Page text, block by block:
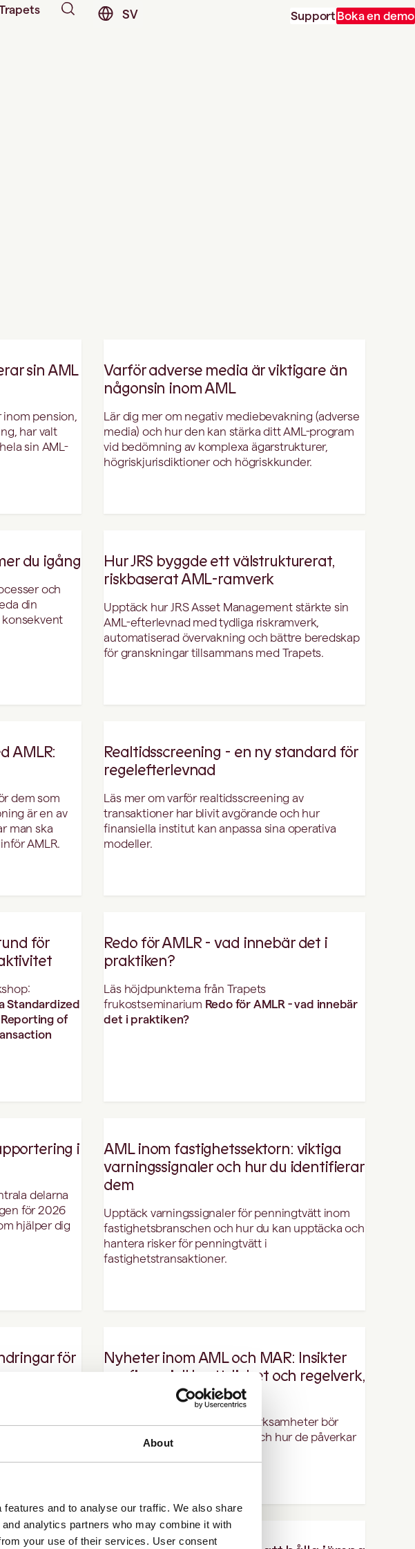
About
and to analyse our traffic. We also share
analytics partners who may combine it with
your use of their services. User consent
SV Support Boka en demo
sin AML
pension,
har valt
sin AML-
Varför adverse media är viktigare än
någonsin inom AML
Lär dig mer om negativ mediebevakning (adverse
media) och hur den kan stärka ditt AML-program
vid bedömning av komplexa ägarstrukturer,
högriskjurisdiktioner och högriskkunder.
du igång
och
din
Hur JRS byggde ett välstrukturerat,
riskbaserat AML-ramverk
Upptäck hur JRS Asset Management stärkte sin
AML-efterlevnad med tydliga riskramverk,
automatiserad övervakning och bättre beredskap
för granskningar tillsammans med Trapets.
AMLR:
dem som
är en av
man ska
AMLR.
Realtidsscreening - en ny standard för
regelefterlevnad
Läs mer om varför realtidsscreening av
transaktioner har blivit avgörande och hur
finansiella institut kan anpassa sina operativa
modeller.
för
Standardized
of
Redo för AMLR - vad innebär det i
praktiken?
Läs höjdpunkterna från Trapets
frukostseminarium Redo för AMLR - vad innebär
det i praktiken?
i
delarna
för 2026
hjälper dig
AML inom fastighetssektorn: viktiga
varningssignaler och hur du identifierar
dem
Upptäck varningssignaler för penningtvätt inom
fastighetsbranschen och hur du kan upptäcka och
hantera risker för penningtvätt i
fastighetstransaktioner.
för
Nyheter inom AML och MAR: Insikter
om finansiell brottslighet och regelverk,
november 2025
Här är tre utvecklingar som verksamheter bör
känna till, varför de är viktiga och hur de påverkar